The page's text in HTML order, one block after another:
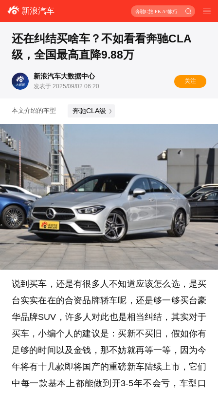
新浪汽车 奔驰C旅 PK A4旅行
还在纠结买啥车？不如看看奔驰CLA
级，全国最高直降9.88万
新浪汽车大数据中心
发表于 2025/09/02 06:20
关注
本文介绍的车型 奔驰CLA级
说到买车，还是有很多人不知道应该怎么选，是买
台实实在在的合资品牌轿车呢，还是够一够买台豪
华品牌SUV，许多人对此也是相当纠结，其实对于
买车，小编个人的建议是：买新不买旧，假如你有
足够的时间以及金钱，那不妨就再等一等，因为今
年将有十几款即将国产的重磅新车陆续上市，它们
中每一款基本上都能做到开3-5年不会亏，车型口